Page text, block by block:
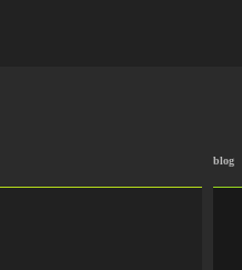
blog